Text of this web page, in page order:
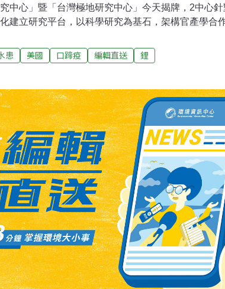
中心」暨「台灣極地研究中心」今天揭牌，2中心
建立研究平台，以科學研究為基石，架構官產學合
的影響力。（中央社報導）台灣口蹄疫區除名後首櫃
舞豬農台灣自2020年成為非口蹄疫區，11日迎來22
）年1月，台灣嘉一香、欣樂、和榮意、泰安、信
鮮豬肉取得菲律賓農業局進口核准，7月菲律賓豬肉
2個月磋商，嘉一香食品有限公司與菲國業者談成
口，農業部長陳吉仲表示，鼓舞豬農與冷凍屠宰業
患 美國 口蹄疫 編輯直送 鋰